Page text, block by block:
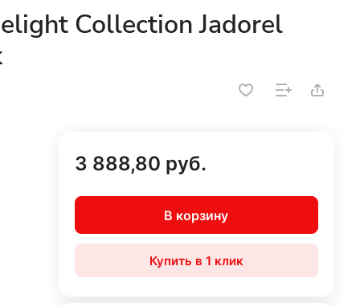
Collection Jadorel
3 888,80 руб.
В корзину
Купить в 1 клик